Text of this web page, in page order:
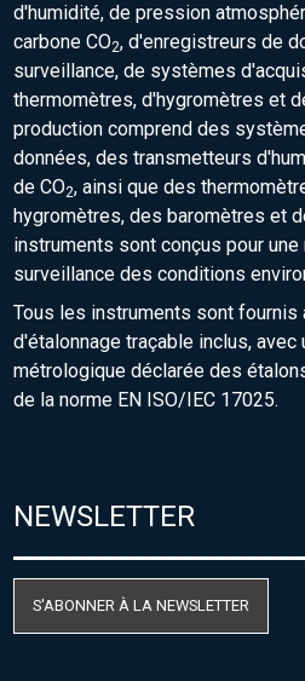
d'humidité, de pression
carbone CO2, d'enregistreurs de
surveillance, de systèmes
thermomètres, d'hygromètres et
production comprend des
données, des transmetteurs
de CO2, ainsi que des
hygromètres, des baromètres et
instruments sont conçus pour
surveillance des conditions
Tous les instruments sont fournis
d'étalonnage traçable inclus, avec
métrologique déclarée des
de la norme EN ISO/IEC 17025.
NEWSLETTER
S'ABONNER À LA NEWSLETTER